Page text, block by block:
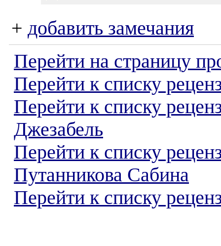
+ добавить замечания
Перейти на страницу
Перейти к списку
Перейти к списку
Джезабель
Перейти к списку
Путанникова Сабина
Перейти к списку